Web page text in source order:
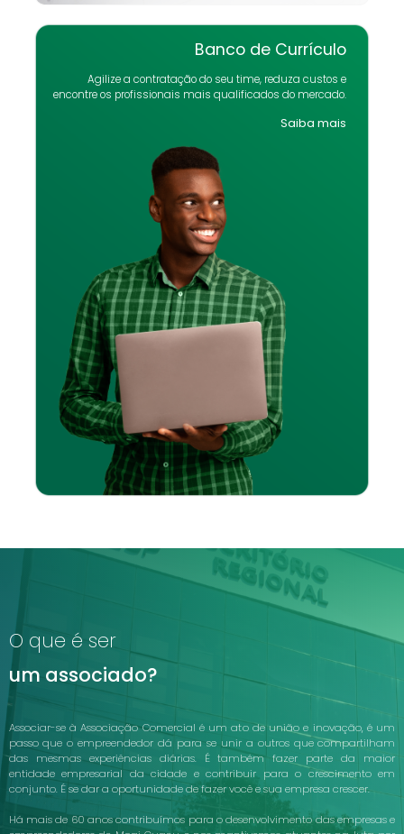
Agilize a contratação do seu time, reduza custos e
Saiba mais
O que é ser
um associado?
Associar-se à Associação Comercial é um ato de união e inovação, é um
passo que o empreendedor dá para se unir a outros que compartilham
das mesmas experiências diárias. É também fazer parte da maior
entidade empresarial da cidade e contribuir para o crescimento em
Há mais de 60 anos contribuímos para o desenvolvimento das empresas e
empreendedores de Mogi Guaçu e nos mantivemos atuantes na luta por
melhores condições comerciais, desde o micro até o grande negócio.